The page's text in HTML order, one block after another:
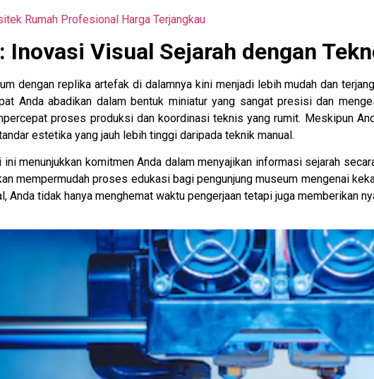
Rumah Profesional Harga Terjangkau
Inovasi Visual Sejarah dengan
dengan replika artefak di dalamnya kini menjadi lebih mudah dan
Anda abadikan dalam bentuk miniatur yang sangat presisi dan
proses produksi dan koordinasi teknis yang rumit. Meskipun
estetika yang jauh lebih tinggi daripada teknik manual.
menunjukkan komitmen Anda dalam menyajikan informasi sejarah
mempermudah proses edukasi bagi pengunjung museum mengenai
Anda tidak hanya menghemat waktu pengerjaan tetapi juga memberikan